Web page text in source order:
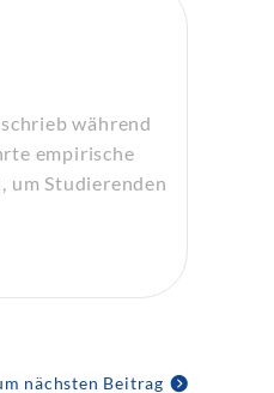
während
empirische
um Studierenden
nächsten Beitrag